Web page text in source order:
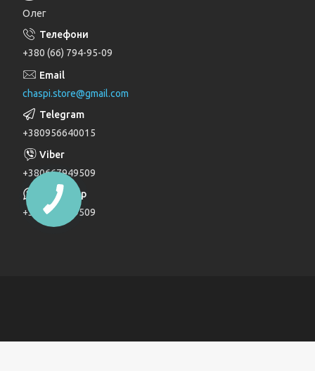
Тримачі, кронштейни та штанги для
душу
Лійки для душу
Душові комплекти
Трапи
Паяльники для пластикових труб
Дзеркала
Дитячі ліжечка
Кухонні модулі
Олег
+380 (66) 794-95-09
chaspi.store@gmail.com
+380956640015
+380667949509
+380667949509